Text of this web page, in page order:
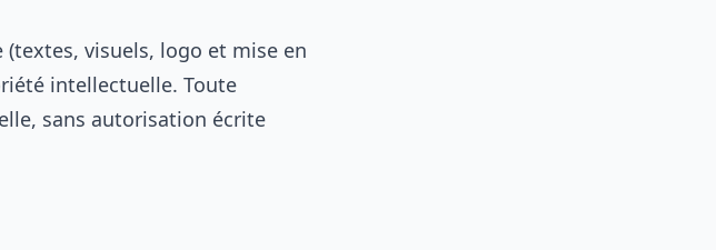
(textes, visuels, logo et mise en
intellectuelle. Toute
sans autorisation écrite